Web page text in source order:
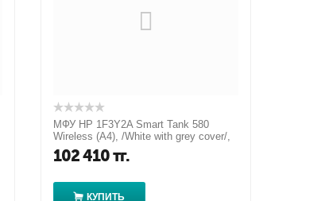
МФУ HP 1F3Y2A Smart Tank 580
Wireless (A4), /White with grey cover/,
Color Ink Printer/Scanner/Co...
102 410тг.
КУПИТЬ